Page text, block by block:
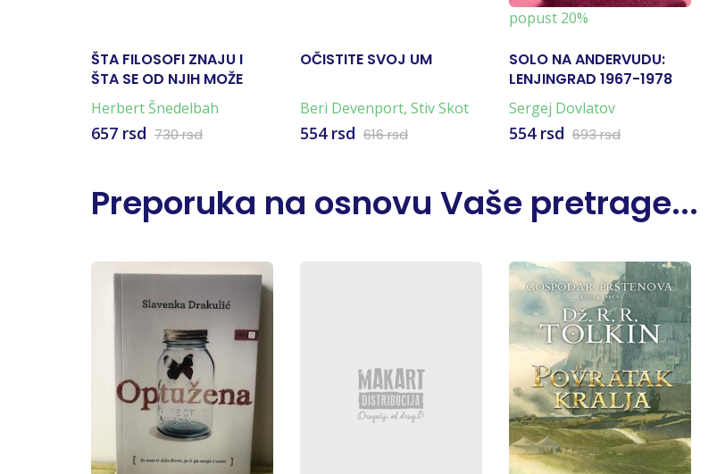
ŠTA FILOSOFI ZNAJU I
ŠTA SE OD NJIH MOŽE
NAUČITI?
Herbert Šnedelbah
657 rsd 730 rsd
OČISTITE SVOJ UM
Beri Devenport, Stiv Skot
554 rsd 616 rsd
popust 20%
SOLO NA ANDERVUDU:
LENJINGRAD 1967-1978
Sergej Dovlatov
554 rsd 693 rsd
Preporuka na osnovu Vaše pretrage...